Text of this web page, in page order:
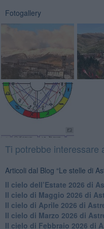
Fotogallery
Ti potrebbe interessare
Articoli dal Blog “Le stelle di
​Il cielo dell’Estate 2026 di
​Il cielo di Maggio 2026 di
​Il cielo di Aprile 2026 di
​Il cielo di Marzo 2026 di
​Il cielo di Febbraio 2026 di